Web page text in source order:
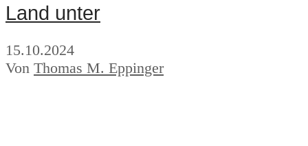
Land unter
15.10.2024
Von Thomas M. Eppinger